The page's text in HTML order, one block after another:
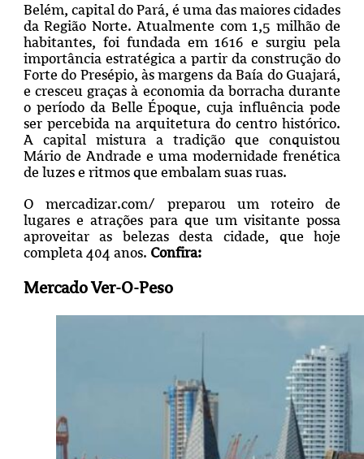
Belém, capital do Pará, é uma das maiores cidades
da Região Norte. Atualmente com 1,5 milhão de
habitantes, foi fundada em 1616 e surgiu pela
importância estratégica a partir da construção do
Forte do Presépio, às margens da Baía do Guajará,
e cresceu graças à economia da borracha durante
o período da Belle Époque, cuja influência pode
ser percebida na arquitetura do centro histórico.
A capital mistura a tradição que conquistou
Mário de Andrade e uma modernidade frenética
de luzes e ritmos que embalam suas ruas.
O mercadizar.com/ preparou um roteiro de
lugares e atrações para que um visitante possa
aproveitar as belezas desta cidade, que hoje
completa 404 anos. Confira:
Mercado Ver-O-Peso